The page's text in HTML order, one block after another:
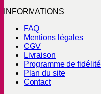
INFORMATIONS
FAQ
Mentions légales
CGV
Livraison
Programme de fidélité
Plan du site
Contact